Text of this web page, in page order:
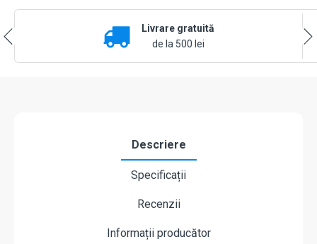
Livrare gratuită
de la 500 lei
Descriere
Specificații
Recenzii
Informații producător